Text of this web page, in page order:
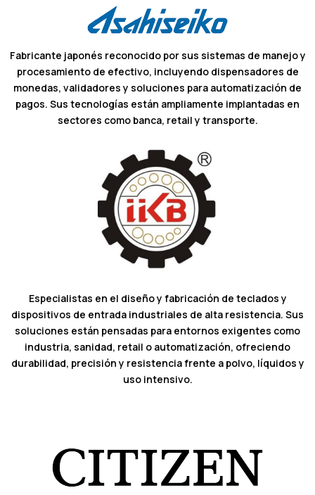
Fabricante japonés reconocido por sus sistemas de manejo y
procesamiento de efectivo, incluyendo dispensadores de
monedas, validadores y soluciones para automatización de
pagos. Sus tecnologías están ampliamente implantadas en
sectores como banca, retail y transporte.
Especialistas en el diseño y fabricación de teclados y
dispositivos de entrada industriales de alta resistencia. Sus
soluciones están pensadas para entornos exigentes como
industria, sanidad, retail o automatización, ofreciendo
durabilidad, precisión y resistencia frente a polvo, líquidos y
uso intensivo.